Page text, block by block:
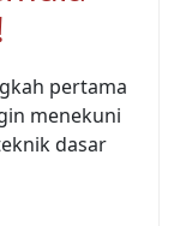
pertama
menekuni
dasar